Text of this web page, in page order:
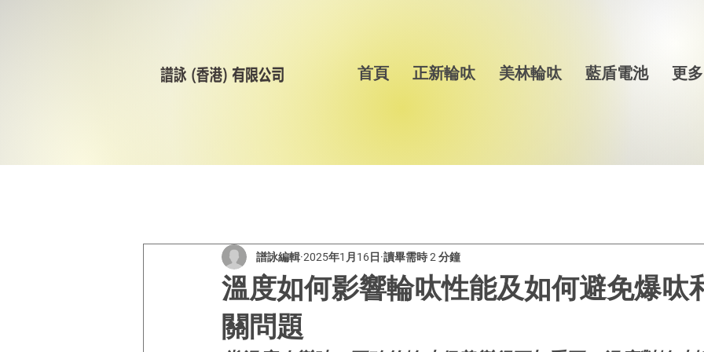
首頁 正新輪呔 美林輪呔 藍盾電池 更多
溫度如何影響輪呔性能及如何避免爆呔
關問題
譜詠編輯 2025年1月16日 讀畢需時 2 分鐘